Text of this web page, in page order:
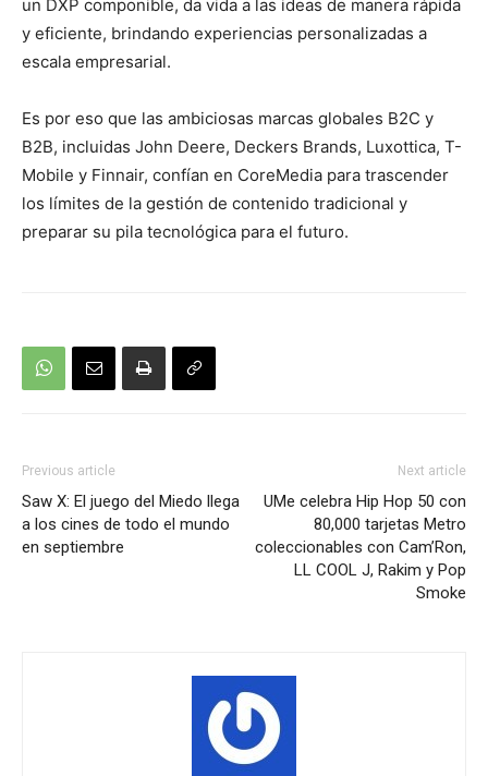
un DXP componible, da vida a las ideas de manera rápida
y eficiente, brindando experiencias personalizadas a
escala empresarial.
Es por eso que las ambiciosas marcas globales B2C y
B2B, incluidas John Deere, Deckers Brands, Luxottica, T-
Mobile y Finnair, confían en CoreMedia para trascender
los límites de la gestión de contenido tradicional y
preparar su pila tecnológica para el futuro.
Previous article
Saw X: El juego del Miedo llega
a los cines de todo el mundo
en septiembre
Next article
UMe celebra Hip Hop 50 con
80,000 tarjetas Metro
coleccionables con Cam’Ron,
LL COOL J, Rakim y Pop
Smoke